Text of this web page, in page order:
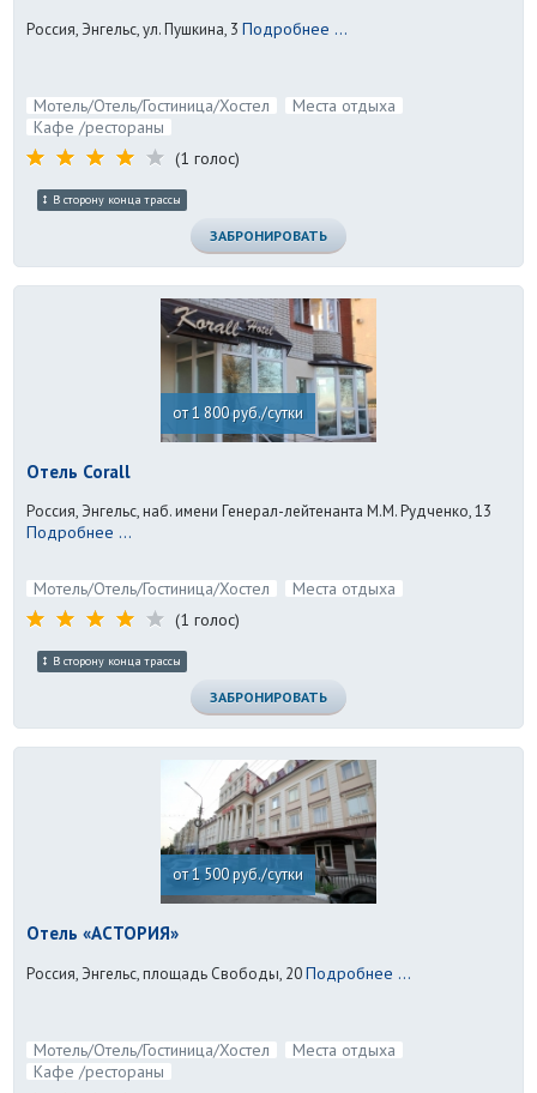
Россия, Энгельс, ул. Пушкина, 3 Подробнее ...
Мотель/Отель/Гостиница/Хостел
Места отдыха
Кафе /рестораны
(1 голос)
В сторону конца трассы
ЗАБРОНИРОВАТЬ
от 1 800 руб./сутки
Отель Corall
Россия, Энгельс, наб. имени Генерал-лейтенанта М.М. Рудченко, 13
Подробнее ...
Мотель/Отель/Гостиница/Хостел
Места отдыха
(1 голос)
В сторону конца трассы
ЗАБРОНИРОВАТЬ
от 1 500 руб./сутки
Отель «АСТОРИЯ»
Россия, Энгельс, площадь Свободы, 20Подробнее ...
Мотель/Отель/Гостиница/Хостел
Места отдыха
Кафе /рестораны